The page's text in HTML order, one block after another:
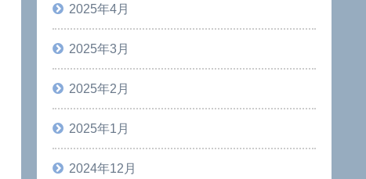
2025年4月
2025年3月
2025年2月
2025年1月
2024年12月